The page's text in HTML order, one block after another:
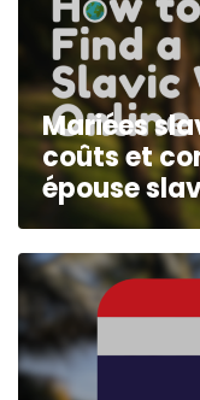
Mariées
coûts et
épouse